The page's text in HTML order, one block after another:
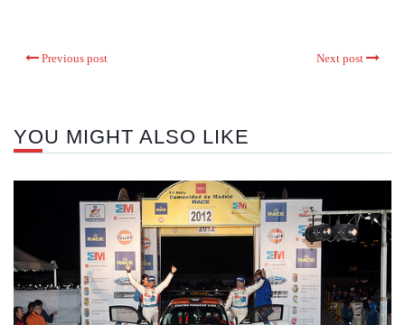
Previous post Next post
YOU MIGHT ALSO LIKE